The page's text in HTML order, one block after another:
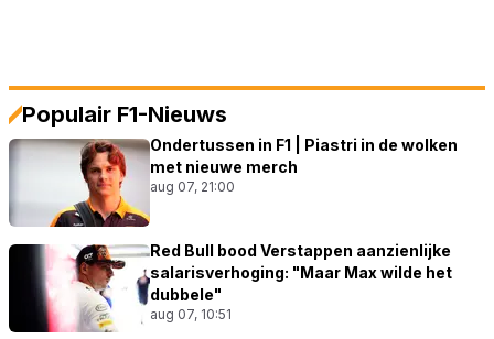
Populair F1-Nieuws
Ondertussen in F1 | Piastri in de wolken
met nieuwe merch
aug 07, 21:00
Red Bull bood Verstappen aanzienlijke
salarisverhoging: "Maar Max wilde het
dubbele"
aug 07, 10:51